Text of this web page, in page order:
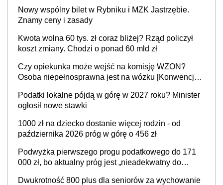
Nowy wspólny bilet w Rybniku i MZK Jastrzębie.
Znamy ceny i zasady
Kwota wolna 60 tys. zł coraz bliżej? Rząd policzył
koszt zmiany. Chodzi o ponad 60 mld zł
Czy opiekunka może wejść na komisję WZON?
Osoba niepełnosprawna jest na wózku [Konwencja
Podatki lokalne pójdą w górę w 2027 roku? Minister
ogłosił nowe stawki
1000 zł na dziecko dostanie więcej rodzin - od
października 2026 próg w górę o 456 zł
Podwyżka pierwszego progu podatkowego do 171
000 zł, bo aktualny próg jest „nieadekwatny do
Dwukrotność 800 plus dla seniorów za wychowanie